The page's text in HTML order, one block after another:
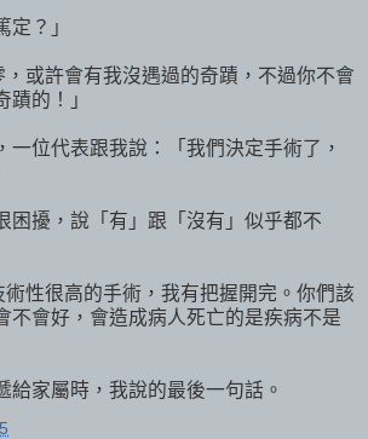
定？」
或許會有我沒遇過的奇蹟，不過你不會
蹟的！」
一位代表跟我說：「我們決定手術了，
困擾，說「有」跟「沒有」似乎都不
術性很高的手術，我有把握開完。你們該
不會好，會造成病人死亡的是疾病不是
給家屬時，我說的最後一句話。